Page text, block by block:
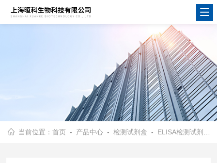
当前位置：首页 - 产品中心 -检测试剂盒 - ELISA检测试剂盒